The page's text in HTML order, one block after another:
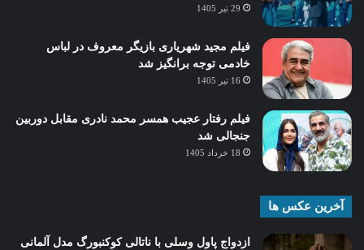
29 تیر 1405
فیلم مجید شهریاری بازیگر معروف در لباس
خادمی توجه برانگیز شد
16 تیر 1405
فیلم رفتار عجیب همسر محمد نادری مقابل دوربین
جنجالی شد
18 خرداد 1405
آخرین عکس ها
ازدواج پاول وسلی با ناتالی کوکنبورگ مدل آلمانی